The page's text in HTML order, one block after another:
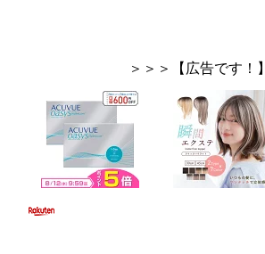
＞＞＞【広告です！】